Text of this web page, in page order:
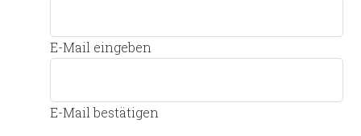
E-Mail eingeben
E-Mail bestätigen